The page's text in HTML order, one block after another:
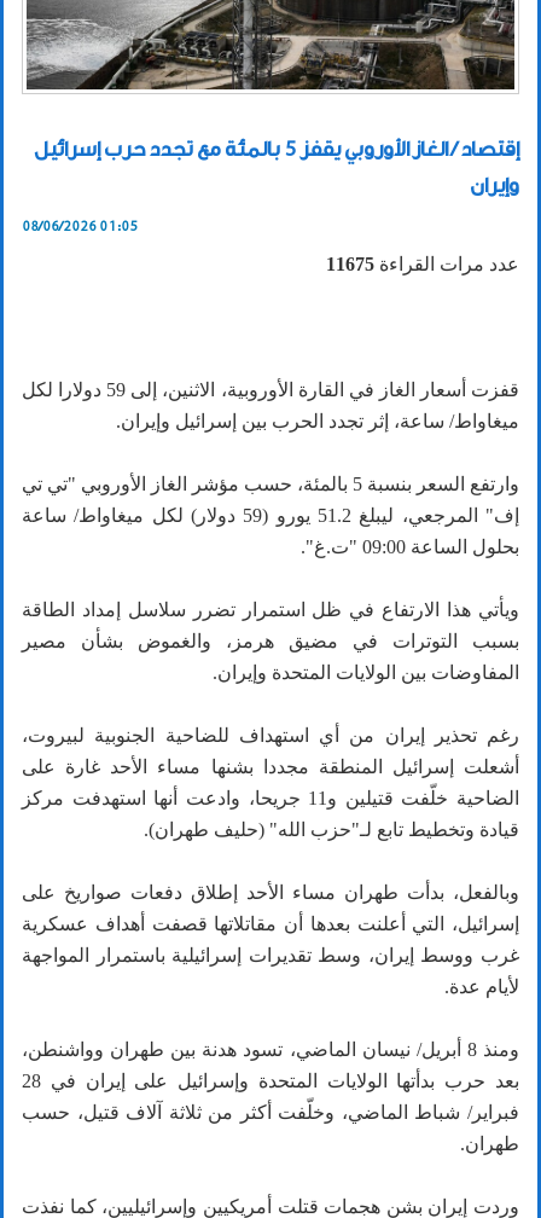
إقتصاد / الغاز الأوروبي يقفز 5 بالمئة مع تجدد حرب إسرائيل
وإيران
08/06/2026 01:05
عدد مرات القراءة 11675
قفزت أسعار الغاز في القارة الأوروبية، الاثنين، إلى 59 دولارا لكل
ميغاواط/ ساعة، إثر تجدد الحرب بين إسرائيل وإيران.
وارتفع السعر بنسبة 5 بالمئة، حسب مؤشر الغاز الأوروبي "تي تي
إف" المرجعي، ليبلغ 51.2 يورو (59 دولار) لكل ميغاواط/ ساعة
بحلول الساعة 09:00 "ت.غ".
ويأتي هذا الارتفاع في ظل استمرار تضرر سلاسل إمداد الطاقة
بسبب التوترات في مضيق هرمز، والغموض بشأن مصير
المفاوضات بين الولايات المتحدة وإيران.
رغم تحذير إيران من أي استهداف للضاحية الجنوبية لبيروت،
أشعلت إسرائيل المنطقة مجددا بشنها مساء الأحد غارة على
الضاحية خلّفت قتيلين و11 جريحا، وادعت أنها استهدفت مركز
قيادة وتخطيط تابع لـ"حزب الله" (حليف طهران).
وبالفعل، بدأت طهران مساء الأحد إطلاق دفعات صواريخ على
إسرائيل، التي أعلنت بعدها أن مقاتلاتها قصفت أهداف عسكرية
غرب ووسط إيران، وسط تقديرات إسرائيلية باستمرار المواجهة
لأيام عدة.
ومنذ 8 أبريل/ نيسان الماضي، تسود هدنة بين طهران وواشنطن،
بعد حرب بدأتها الولايات المتحدة وإسرائيل على إيران في 28
فبراير/ شباط الماضي، وخلّفت أكثر من ثلاثة آلاف قتيل، حسب
طهران.
وردت إيران بشن هجمات قتلت أمريكيين وإسرائيليين، كما نفذت